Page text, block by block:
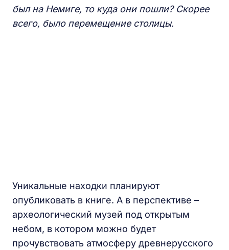
был на Немиге, то куда они пошли? Скорее
всего, было перемещение столицы.
Уникальные находки планируют
опубликовать в книге. А в перспективе –
археологический музей под открытым
небом, в котором можно будет
прочувствовать атмосферу древнерусского